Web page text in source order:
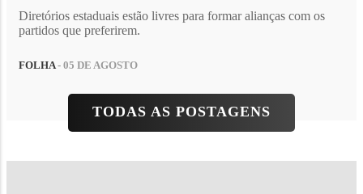
Diretórios estaduais estão livres para formar alianças com os
partidos que preferirem.
FOLHA- 05 DE AGOSTO
TODAS AS POSTAGENS